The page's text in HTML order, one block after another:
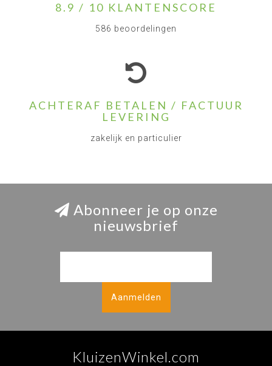
8.9 / 10 KLANTENSCORE
586 beoordelingen
ACHTERAF BETALEN / FACTUUR
LEVERING
zakelijk en particulier
Abonneer je op onze
nieuwsbrief
Aanmelden
KluizenWinkel.com